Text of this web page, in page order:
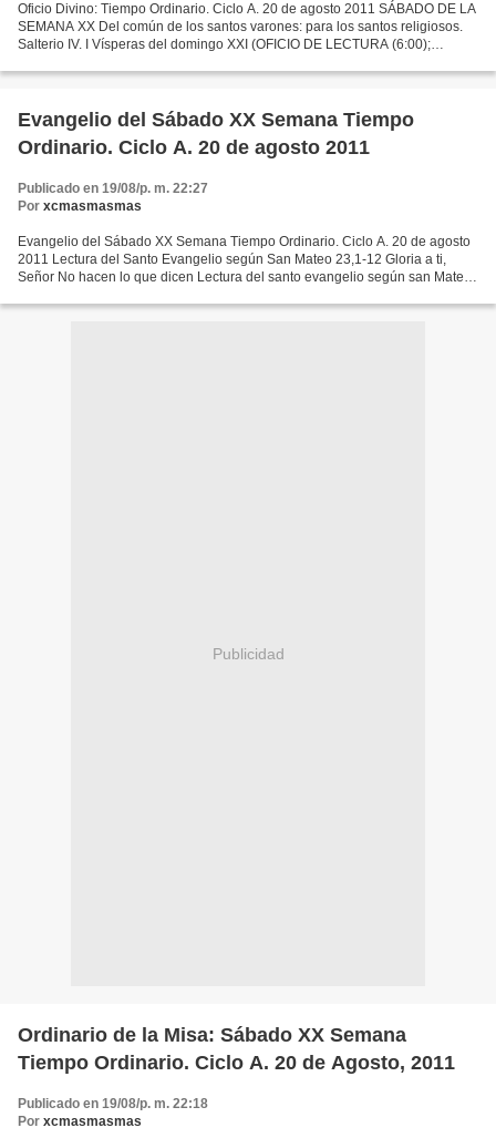
Oficio Divino: Tiempo Ordinario. Ciclo A. 20 de agosto 2011 SÁBADO DE LA
SEMANA XX Del común de los santos varones: para los santos religiosos.
Salterio IV. I Vísperas del domingo XXI (OFICIO DE LECTURA (6:00);
Evangelio del Sábado XX Semana Tiempo
Ordinario. Ciclo A. 20 de agosto 2011
Publicado en 19/08/p. m. 22:27
Por xcmasmasmas
Evangelio del Sábado XX Semana Tiempo Ordinario. Ciclo A. 20 de agosto
2011 Lectura del Santo Evangelio según San Mateo 23,1-12 Gloria a ti,
Señor No hacen lo que dicen Lectura del santo evangelio según san Mateo:
Publicidad
Ordinario de la Misa: Sábado XX Semana
Tiempo Ordinario. Ciclo A. 20 de Agosto, 2011
Publicado en 19/08/p. m. 22:18
Por xcmasmasmas